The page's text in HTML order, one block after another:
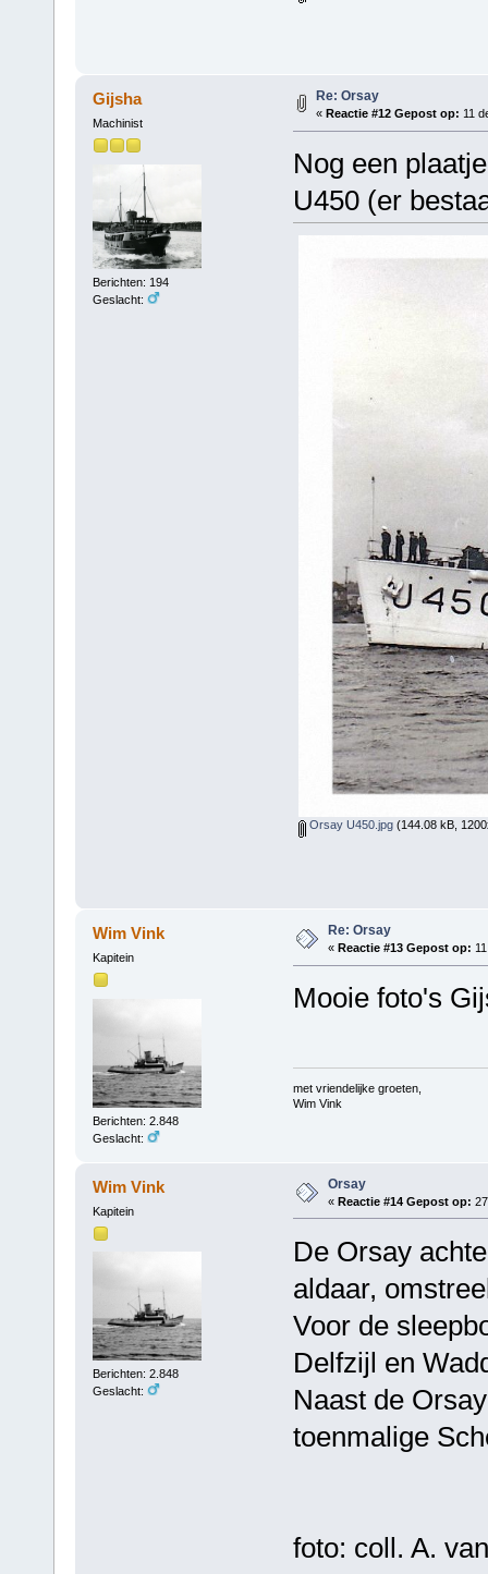
Gijsha
Machinist
Berichten: 194
Geslacht:
Re: Orsay
« Reactie #12 Gepost op: 11
Nog een
U450 (er
Orsay U450.jpg(144.08 kB,
Wim Vink
Kapitein
Berichten: 2.848
Geslacht:
Re: Orsay
« Reactie #13 Gepost op:
Mooie foto's
met vriendelijke groeten,
Wim Vink
Wim Vink
Kapitein
Berichten: 2.848
Geslacht:
Orsay
« Reactie #14 Gepost op:
De Orsay
aldaar,
Voor de
Delfzijl en
Naast de
toenmalige
foto: coll. A.